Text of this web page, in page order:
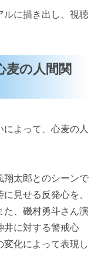
ルに描き出し、視聴
麦の人間関
よって、心麦の人
翔太郎とのシーンで
見せる反発心を、
た、磯村勇斗さん演
井に対する警戒心
化によって表現し